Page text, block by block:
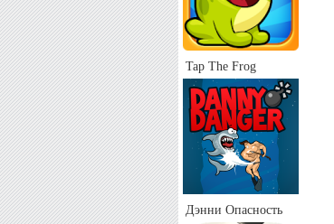
Tap The Frog
Дэнни Опасность